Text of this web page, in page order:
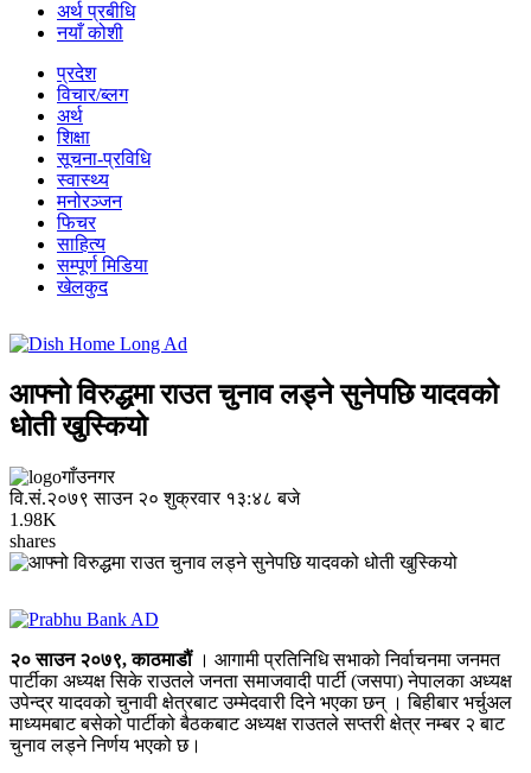
अर्थ प्रबीधि
नयाँ कोशी
प्रदेश
विचार/ब्लग
अर्थ
शिक्षा
सूचना-प्रविधि
स्वास्थ्य
मनोरञ्जन
फिचर
साहित्य
सम्पूर्ण मिडिया
खेलकुद
आफ्नो विरुद्धमा राउत चुनाव लड्ने सुनेपछि यादवको
धोती खुस्कियो
गाँउनगर
वि.सं.२०७९ साउन २० शुक्रवार १३:४८ बजे
1.98K
shares
२० साउन २०७९, काठमाडौं। आगामी प्रतिनिधि सभाको निर्वाचनमा जनमत
पार्टीका अध्यक्ष सिके राउतले जनता समाजवादी पार्टी (जसपा) नेपालका अध्यक्ष
उपेन्द्र यादवको चुनावी क्षेत्रबाट उम्मेदवारी दिने भएका छन् । बिहीबार भर्चुअल
माध्यमबाट बसेको पार्टीको बैठकबाट अध्यक्ष राउतले सप्तरी क्षेत्र नम्बर २ बाट
चुनाव लड्ने निर्णय भएको छ।